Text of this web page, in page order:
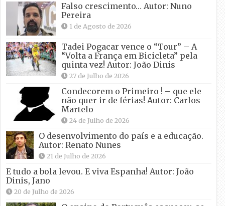
Falso crescimento… Autor: Nuno
Pereira
1 de Agosto de 2026
Tadei Pogacar vence o “Tour” – A
“Volta a França em Bicicleta” pela
quinta vez! Autor: João Dinis
27 de Julho de 2026
Condecorem o Primeiro ! – que ele
não quer ir de férias! Autor: Carlos
Martelo
24 de Julho de 2026
O desenvolvimento do país e a educação.
Autor: Renato Nunes
21 de Julho de 2026
E tudo a bola levou. E viva Espanha! Autor: João
Dinis, Jano
20 de Julho de 2026